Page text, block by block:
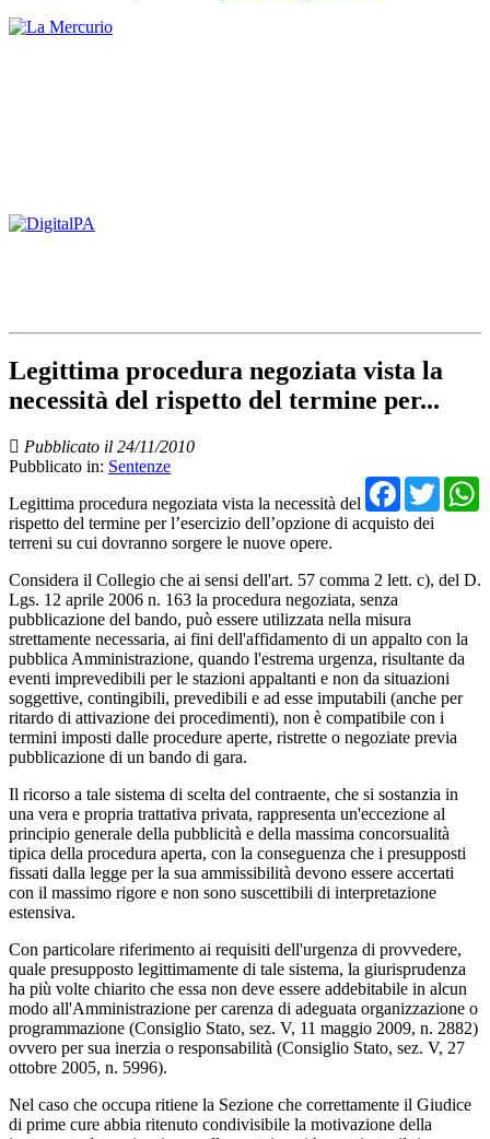
Legittima procedura negoziata vista la
necessità del rispetto del termine per...
Pubblicato il 24/11/2010
Pubblicato in: Sentenze
Legittima procedura negoziata vista la necessità del
rispetto del termine per l’esercizio dell’opzione di acquisto dei
terreni su cui dovranno sorgere le nuove opere.
Considera il Collegio che ai sensi dell'art. 57 comma 2 lett. c), del D.
Lgs. 12 aprile 2006 n. 163 la procedura negoziata, senza
pubblicazione del bando, può essere utilizzata nella misura
strettamente necessaria, ai fini dell'affidamento di un appalto con la
pubblica Amministrazione, quando l'estrema urgenza, risultante da
eventi imprevedibili per le stazioni appaltanti e non da situazioni
soggettive, contingibili, prevedibili e ad esse imputabili (anche per
ritardo di attivazione dei procedimenti), non è compatibile con i
termini imposti dalle procedure aperte, ristrette o negoziate previa
pubblicazione di un bando di gara.
Il ricorso a tale sistema di scelta del contraente, che si sostanzia in
una vera e propria trattativa privata, rappresenta un'eccezione al
principio generale della pubblicità e della massima concorsualità
tipica della procedura aperta, con la conseguenza che i presupposti
fissati dalla legge per la sua ammissibilità devono essere accertati
con il massimo rigore e non sono suscettibili di interpretazione
estensiva.
Con particolare riferimento ai requisiti dell'urgenza di provvedere,
quale presupposto legittimamente di tale sistema, la giurisprudenza
ha più volte chiarito che essa non deve essere addebitabile in alcun
modo all'Amministrazione per carenza di adeguata organizzazione o
programmazione (Consiglio Stato, sez. V, 11 maggio 2009, n. 2882)
ovvero per sua inerzia o responsabilità (Consiglio Stato, sez. V, 27
ottobre 2005, n. 5996).
Nel caso che occupa ritiene la Sezione che correttamente il Giudice
di prime cure abbia ritenuto condivisibile la motivazione della